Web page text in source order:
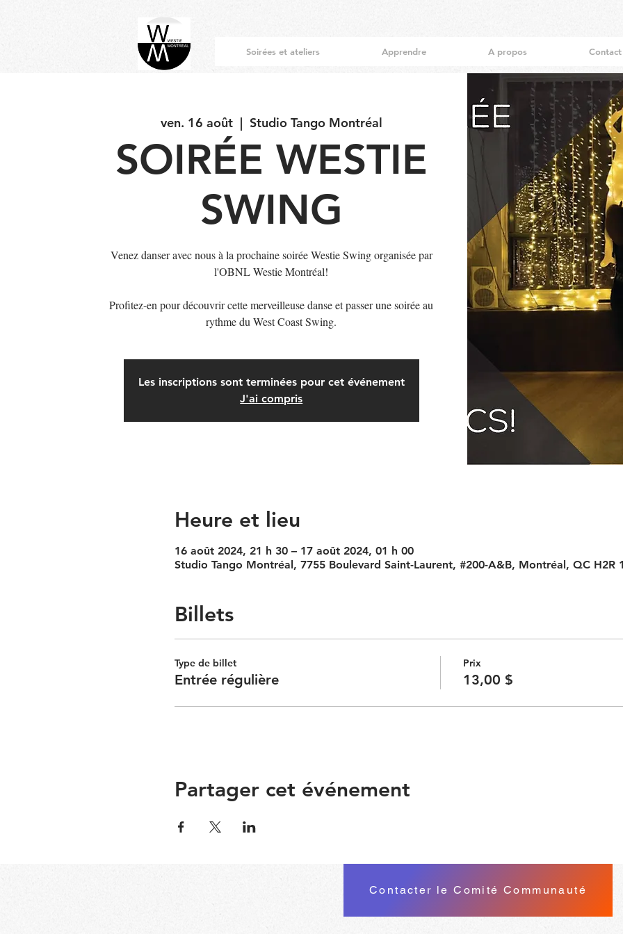
Soirées et ateliers Apprendre A propos Contact
ven. 16 août
  |
Studio Tango Montréal
SOIRÉE WESTIE
SWING
Venez danser avec nous à la prochaine soirée Westie Swing organisée par
l'OBNL Westie Montréal!
Profitez-en pour découvrir cette merveilleuse danse et passer une soirée au
rythme du West Coast Swing.
Les inscriptions sont terminées pour cet événement
J'ai compris
Heure et lieu
16 août 2024, 21 h 30 – 17 août 2024, 01 h 00
Studio Tango Montréal, 7755 Boulevard Saint-Laurent, #200-A&B, Montréal, QC H2R
Billets
Type de billet
Entrée régulière
Prix
13,00 $
Partager cet événement
Contacter le Comité Communauté